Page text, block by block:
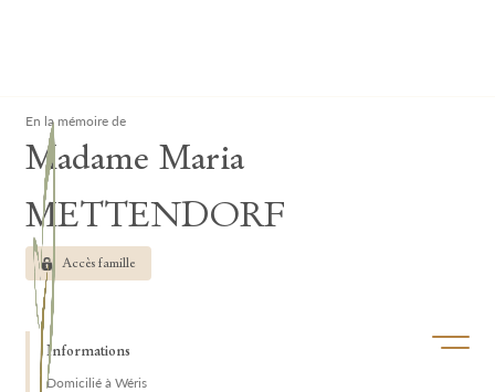
Ouvrir/
En la mémoire de
Madame Maria
METTENDORF
Accès famille
Informations
Domicilié à Wéris